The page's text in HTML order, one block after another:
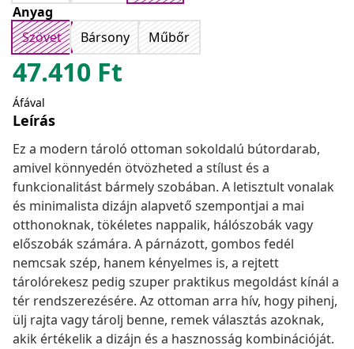
Anyag
Szövet
Bársony Műbőr
47.410 Ft
Áfával
Leírás
Ez a modern tároló ottoman sokoldalú bútordarab,
amivel könnyedén ötvözheted a stílust és a
funkcionalitást bármely szobában. A letisztult vonalak
és minimalista dizájn alapvető szempontjai a mai
otthonoknak, tökéletes nappalik, hálószobák vagy
előszobák számára. A párnázott, gombos fedél
nemcsak szép, hanem kényelmes is, a rejtett
tárolórekesz pedig szuper praktikus megoldást kínál a
tér rendszerezésére. Az ottoman arra hív, hogy pihenj,
ülj rajta vagy tárolj benne, remek választás azoknak,
akik értékelik a dizájn és a hasznosság kombinációját.